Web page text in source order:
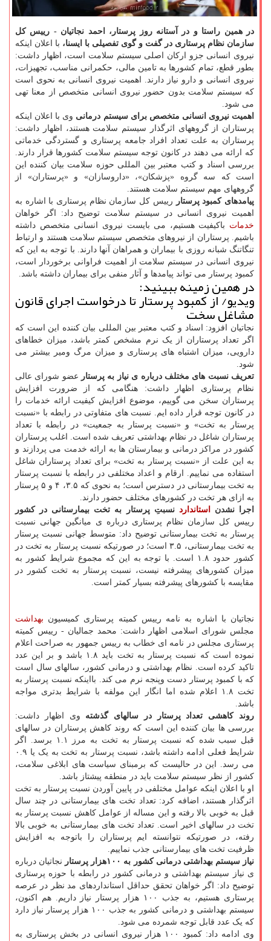
در همین راستا و در آستانه روز پرستار، احمد نجاتیان - رییس کل
سازمان نظام پرستاری در گفت و گوی تفصیلی با ایسنا، با اعلان اینکه
نیروی انسانی جزو ارکان اصلی سیستم سلامت است، اظهار داشت:
بطور قطع، تمام کشورها به تامین مالی، حکمرانی مناسب، تجهیزات،
نیروی انسانی و دارو نیاز دارند. اهمیت نیروی انسانی به نحوی است
که سیستم سلامت بدون حضور نیروی انسانی متخصص از معنا تهی
می شود.
اهمیت نیروی انسانی متخصص برای سیستم درمانی وی با اعلان اینکه
پرستاران از گروههای اثرگذار سیستم سلامت هستند، اظهار داشت:
پرستاران به علت تعداد افراد جامعه پرستاری و گستردگی خدماتی
که ارائه می دهند در کانون توجه سیستم سلامت کشورها قرار دارند.
بررسی اسناد و کتب معتبر بین المللی حوزه سلامت بیان کننده این
است که سه گروه «پزشکان»، «داروسازان» و «پرستاران» از
گروههای مهم سیستم سلامت هستند.
پیامدهای کمبود پرستار
رییس کل سازمان نظام پرستاری با اشاره به
اهمیت نیروی انسانی در سیستم سلامت توضیح داد: اگر خواهان
خدمات باکیفیت هستیم، می بایست نیروی انسانی متخصص داشته
باشیم. پرستاران از نیروهای متخصص سیستم سلامت هستند و ارتباط
تنگاتنگ شبانه روزی با بیماران و همراهان آنها دارند. با توجه به این که
نیروی انسانی در سیستم سلامت از اهمیت فراوانی برخوردار است،
کمبود پرستار می تواند پیامدها و آثار منفی برای بیماران داشته باشد.
در همین زمینه ببینید:
ویدیو/ از کمبود پرستار تا درخواست اجرای قانون
مشاغل سخت
نجاتیان افزود: اسناد و کتب معتبر بین المللی بیان کننده این است که
اگر تعداد پرستاران از یک نرم مشخص کمتر باشد، میزان خطاهای
دارویی، میزان اشتباه های پرستاری و میزان مرگ ومیر بیشتر می
شود.
تعریف نسبت های مختلف درباره ی نیاز به پرستار عضو شورای عالی
نظام پرستاری اظهار داشت: هنگامی که از ضرورت افزایش
پرستاران سخن می گوییم، موضوع افزایش کیفیت ارائه خدمات را
در کانون توجه قرار داده ایم. نسبت های متفاوتی در رابطه با «نسبت
پرستار به تخت» و «نسبت پرستار به جمعیت» در رابطه با تعداد
پرستاران شاغل در نظام بهداشتی تعریف شده است. اغلب پرستاران
کشور در مراکز درمانی و بیمارستان ها به ارائه خدمت می پردازند و
به این علت از «نسبت پرستار به تخت» برای تعداد پرستاران شاغل
استفاده می نماییم. ارقام و اعداد مختلفی در رابطه با نسبت پرستار
به تخت بیمارستانی در دسترس است؛ به نحوی که ۳.۵، ۴ و ۵ پرستار
به ازای هر تخت در کشورهای مختلف حضور دارند.
اجرا نشدن
استاندارد نسبتِ پرستار به تخت بیمارستانی در کشور
رییس کل سازمان نظام پرستاری درباره ی میانگین جهانی نسبت
پرستار به تخت بیمارستانی توضیح داد: متوسط جهانی نسبت پرستار
به تخت بیمارستانی، ۳.۵ است؛ در صورتیکه نسبت پرستار به تخت در
کشور حدود ۱.۸ است. با توجه به این که مجموع شرایط کشور به
میزان کشورهای پیشرفته نیست، نسبت پرستار به تخت کشور در
مقایسه با کشورهای پیشرفته بسیار کمتر است.
نجاتیان با اشاره به نامه رییس کمیته پرستاری کمیسیون بهداشت
مجلس شورای اسلامی اظهار داشت: محمد جمالیان - رییس کمیته
پرستاری مجلس در نامه ای خطاب به رییس جمهور به صراحت اعلام
نموده است که نسبت پرستار به تخت باید ۱.۸ باشد و بر این عدد
تاکید کرده است. نظام بهداشتی و درمانی کشور، سالهای سال است
که با کمبود پرستار دست وپنجه نرم می کند. بااینکه نسبت پرستار به
تخت ۱.۸ اعلام شده اما انگار این مولفه با شرایط بدتری مواجه
باشد.
روند کاهشی تعداد پرستار در سالهای گذشته وی اظهار داشت:
بررسی ها بیان کننده این است که روند کاهش پرستاران در سالهای
قبل سبب شده که نسبت پرستار به تخت به مرز ۱.۱ برسد. اگر
شرایط فعلی ادامه داشته باشد، نسبت پرستار به تخت به یک یا ۰.۹
می رسد. این در حالیست که برمبنای سیاست های ابلاغی سلامت،
کشور از نظر سیستم سلامت باید در منطقه پیشتاز باشد.
او با اعلان اینکه عوامل مختلفی در پایین آوردن نسبت پرستار به تخت
اثرگذار هستند، اضافه کرد: تعداد تخت های بیمارستانی در چند سال
قبل به خوبی بالا رفته و این مساله از عوامل کاهش نسبت پرستار به
تخت در سالهای اخیر است. تعداد تخت های بیمارستانی به خوبی بالا
رفته، در صورتیکه نتوانسته ایم پرستاران را باتوجه به افزایش
ظرفیت تخت های بیمارستانی جذب نماییم.
نیاز سیستم بهداشتی درمانی کشور به ۱۰۰هزار پرستار
نجاتیان درباره
ی نیاز سیستم بهداشتی و درمانی کشور در رابطه با حوزه پرستاری
توضیح داد: اگر خواهان تحقق حداقل استانداردهای مد نظر در عرصه
پرستاری هستیم، به جذب ۱۰۰ هزار پرستار نیاز داریم. هم اکنون،
سیستم بهداشتی و درمانی کشور به جذب ۱۰۰ هزار پرستار نیاز دارد
که یک عدد قابل توجه شمرده می شود.
وی ادامه داد: کمبود ۱۰۰ هزار نیروی انسانی در بخش پرستاری به